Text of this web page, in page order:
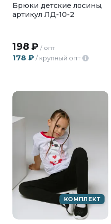
Брюки детские лосины,
артикул ЛД-10-2
198 ₽ / опт
178 ₽ / крупный опт i
КОМПЛЕКТ